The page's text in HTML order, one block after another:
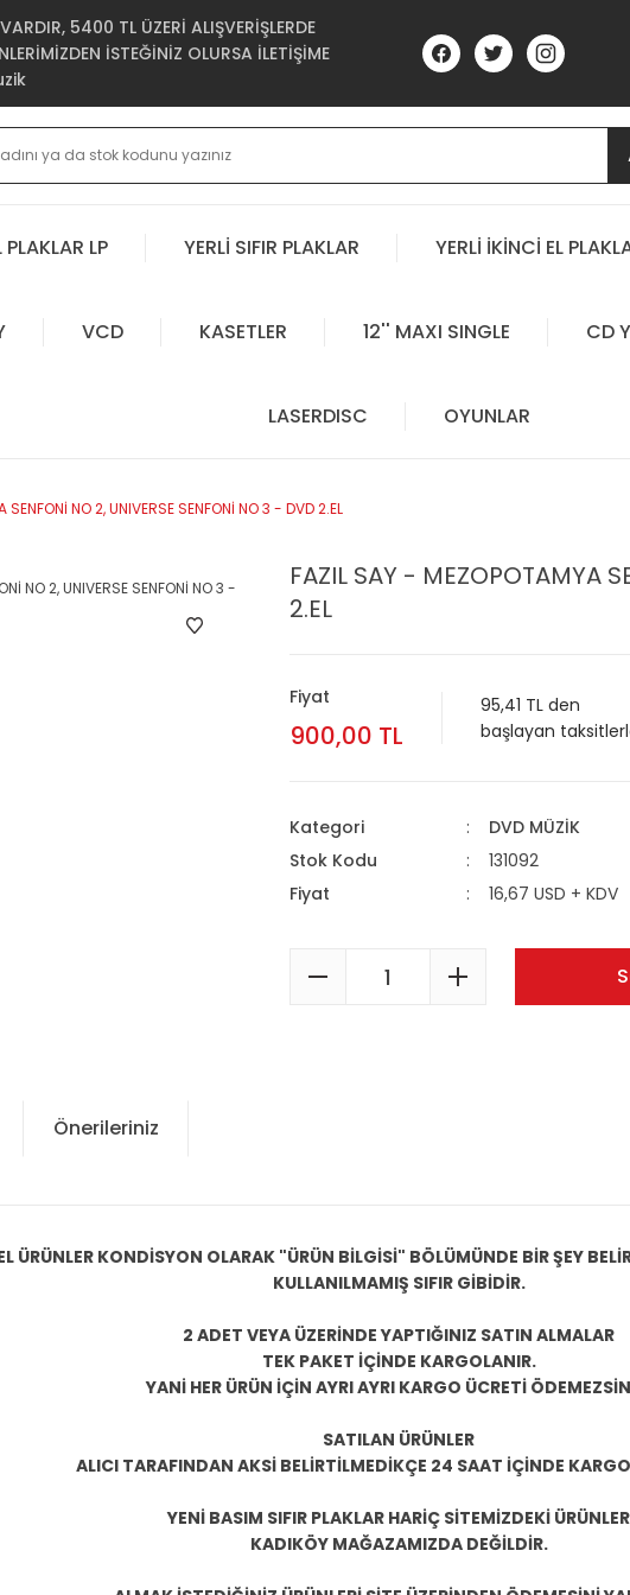
5400 TL ÜZERİ ALIŞVERİŞLERDE
İSTEĞİNİZ OLURSA İLETİŞİME
PLAKLAR LP YERLİ SIFIR PLAKLAR YERLİ İKİNCİ EL
VCD KASETLER 12'' MAXI SINGLE CD
LASERDISC OYUNLAR
NO 2, UNIVERSE SENFONİ NO 3 - DVD 2.EL
FAZIL SAY - MEZOPOTAMYA
2.EL
Fiyat
900,00 TL
95,41 TL den
başlayan
Kategori
DVD MÜZİK
Stok Kodu
131092
Fiyat
16,67 USD + KDV
Önerileriniz
ÜRÜNLER KONDİSYON OLARAK "ÜRÜN BİLGİSİ" BÖLÜMÜNDE BİR ŞEY
KULLANILMAMIŞ SIFIR GİBİDİR.
2 ADET VEYA ÜZERİNDE YAPTIĞINIZ SATIN ALMALAR
TEK PAKET İÇİNDE KARGOLANIR.
YANİ HER ÜRÜN İÇİN AYRI AYRI KARGO ÜCRETİ
SATILAN ÜRÜNLER
ALICI TARAFINDAN AKSİ BELİRTİLMEDİKÇE 24 SAAT İÇİNDE
YENİ BASIM SIFIR PLAKLAR HARİÇ SİTEMİZDEKİ ÜRÜNLER
KADIKÖY MAĞAZAMIZDA DEĞİLDİR.